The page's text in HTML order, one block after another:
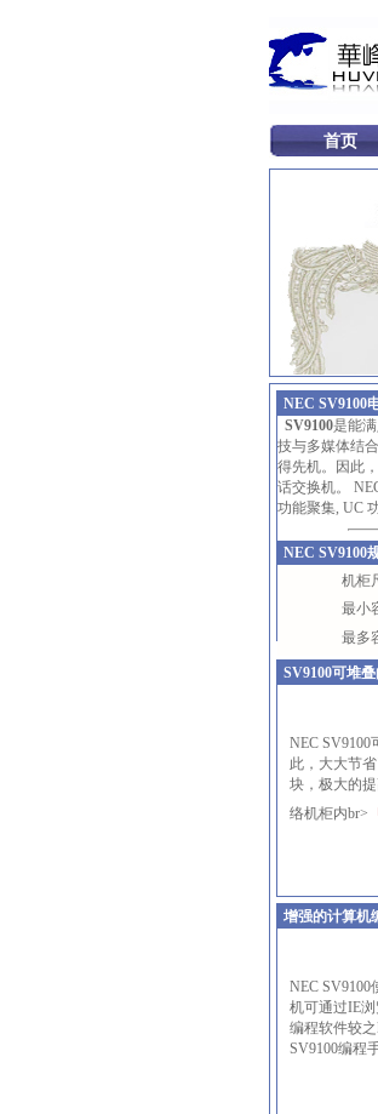
首页
NEC SV9100
SV9100是能
技与多媒体结
得先机。因此
话交换机。
功能聚集, UC
NEC SV9100
机柜
最小
最多
SV9100可堆
NEC
此，大大节
块，极大的
络机柜内br>
增强的计算机
NEC
机可通过IE
编程软件较之
SV9100编程